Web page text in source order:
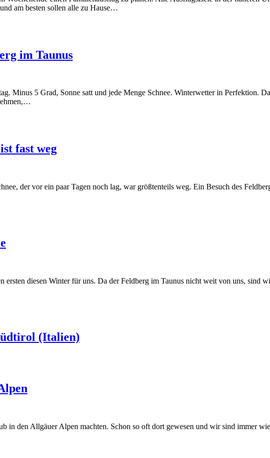
am besten sollen alle zu Hause…
im Taunus
Minus 5 Grad, Sonne satt und jede Menge Schnee. Winterwetter in Perfektion.
fast weg
der vor ein paar Tagen noch lag, war größtenteils weg. Ein Besuch des
ersten diesen Winter für uns. Da der Feldberg im Taunus nicht weit von uns, sind
(Italien)
in den Allgäuer Alpen machten. Schon so oft dort gewesen und wir sind immer